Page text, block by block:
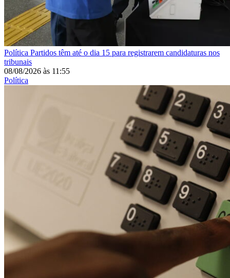
Política Partidos têm até o dia 15 para registrarem candidaturas nos
tribunais
08/08/2026 às 11:55
Política